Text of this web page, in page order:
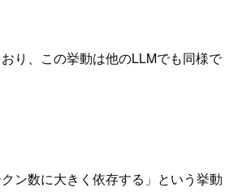
り、この挙動は他のLLMでも同様で
ン数に大きく依存する」という挙動